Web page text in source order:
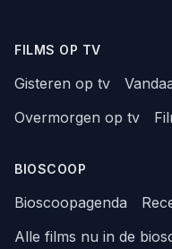
FILMS OP TV
Gisteren op tv
Overmorgen op tv
BIOSCOOP
Bioscoopagenda
Alle films nu in de